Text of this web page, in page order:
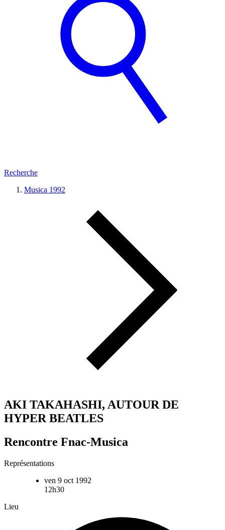
Recherche
Musica 1992
AKI TAKAHASHI, AUTOUR DE
HYPER BEATLES
Rencontre Fnac-Musica
Représentations
ven 9 oct 1992
12h30
Lieu